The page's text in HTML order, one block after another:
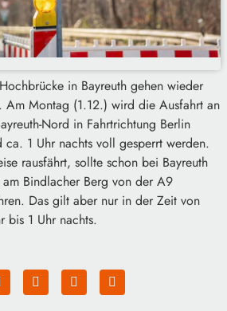
in Bayreuth gehen wieder
Am Montag (1.12.) wird die Ausfahrt an
Nord in Fahrtrichtung Berlin
1 Uhr nachts voll gesperrt werden.
rausfährt, sollte schon bei Bayreuth
Bindlacher Berg von der A9
Das gilt aber nur in der Zeit von
bis 1 Uhr nachts.